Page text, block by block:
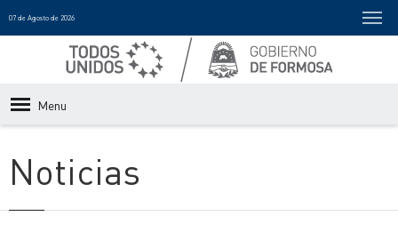
07 de Agosto de 2026
Menu
Noticias